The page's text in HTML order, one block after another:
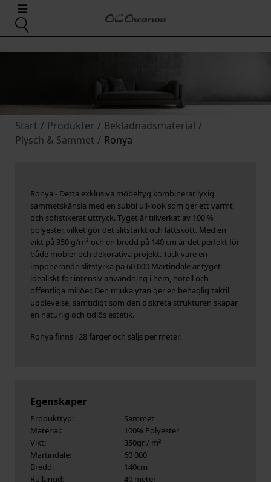
Start / Produkter / Beklädnadsmaterial /
Plysch & Sammet / Ronya
Ronya - Detta exklusiva möbeltyg kombinerar lyxig
sammetskänsla med en subtil ull-look som ger ett varmt
och sofistikerat uttryck. Tyget är tillverkat av 100 %
polyester, vilket gör det slitstarkt och lättskött. Med en
vikt på 350 g/m² och en bredd på 140 cm är det perfekt för
både möbler och dekorativa projekt. Tack vare en
imponerande slitstyrka på 60 000 Martindale är tyget
idealiskt för intensiv användning i hem, hotell och
offentliga miljöer. Den mjuka ytan ger en behaglig taktil
upplevelse, samtidigt som den diskreta strukturen skapar
en naturlig och tidlös estetik.
Ronya finns i 28 färger och säljs per meter.
Egenskaper
Produkttyp:
Sammet
Material:
100% Polyester
Vikt:
350gr / m²
Martindale:
60 000
Bredd:
140cm
Rullängd:
40 meter